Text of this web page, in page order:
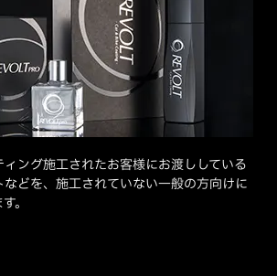
ング施工されたお客様にお渡ししている
などを、施工されていない一般の方向けに
。